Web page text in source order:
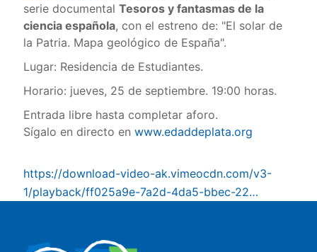
serie documental Tesoros y fantasmas de la
ciencia española, con el estreno de: "El solar de
la Patria. Mapa geológico de España".
Lugar: Residencia de Estudiantes.
Horario: jueves, 25 de septiembre. 19:00 horas.
Entrada libre hasta completar aforo.
Sígalo en directo en www.edaddeplata.org
https://download-video-ak.vimeocdn.com/v3-
1/playback/ff025a9e-7a2d-4da5-bbec-22…